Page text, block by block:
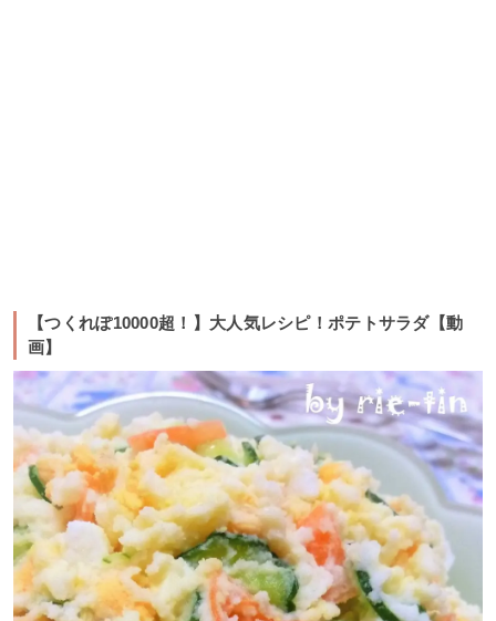
【つくれぽ10000超！】大人気レシピ！ポテトサラダ【動
画】